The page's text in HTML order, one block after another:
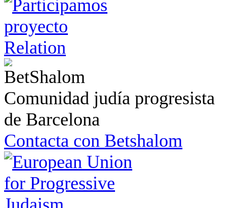
Comunidad judía progresista
de Barcelona
Contacta con Betshalom